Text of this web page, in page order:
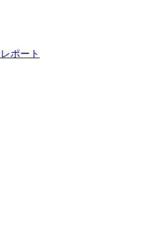
ポート